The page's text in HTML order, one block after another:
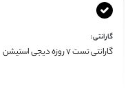
گارانتی: